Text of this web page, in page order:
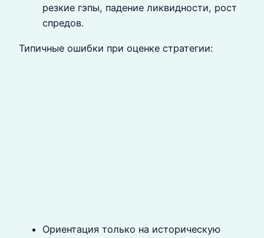
резкие гэпы, падение ликвидности, рост
спредов.
Типичные ошибки при оценке стратегии:
Ориентация только на историческую